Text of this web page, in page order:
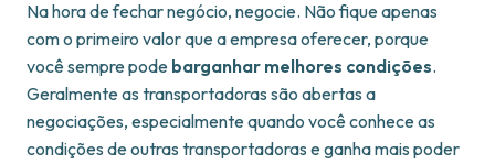
Na hora de fechar negócio, negocie. Não fique apenas
com o primeiro valor que a empresa oferecer, porque
você sempre pode barganhar melhores condições.
Geralmente as transportadoras são abertas a
negociações, especialmente quando você conhece as
condições de outras transportadoras e ganha mais poder